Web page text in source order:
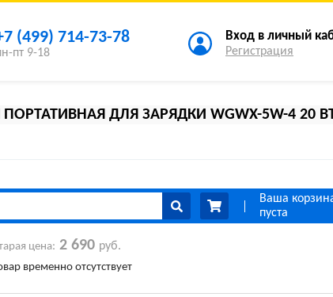
ДЛЯ ЗАРЯДКИ WGWX-5W-4 20
Ваша
пуста
цена: 2 690 руб.
временно отсутствует
(499) 714-73-78
пт 9-18
Вход в личный
Регистрация